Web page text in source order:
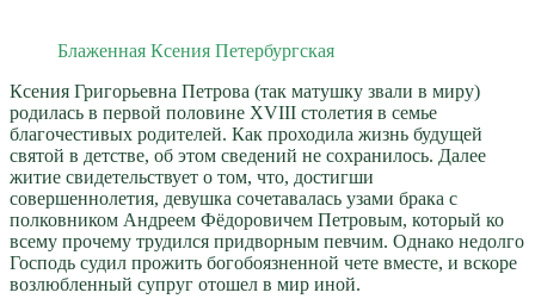
Блаженная Ксения Петербургская
Ксения Григорьевна Петрова (так матушку звали в миру)
родилась в первой половине XVIII столетия в семье
благочестивых родителей. Как проходила жизнь будущей
святой в детстве, об этом сведений не сохранилось. Далее
житие свидетельствует о том, что, достигши
совершеннолетия, девушка сочетавалась узами брака с
полковником Андреем Фёдоровичем Петровым, который ко
всему прочему трудился придворным певчим. Однако недолго
Господь судил прожить богобоязненной чете вместе, и вскоре
возлюбленный супруг отошел в мир иной.